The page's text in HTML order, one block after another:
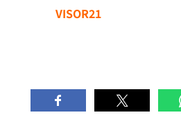
VISOR21